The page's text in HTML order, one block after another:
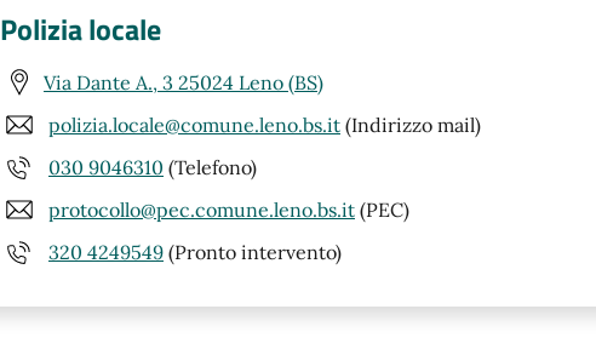
Polizia locale
Via Dante A., 3 25024 Leno (BS)
polizia.locale@comune.leno.bs.it (Indirizzo mail)
030 9046310 (Telefono)
protocollo@pec.comune.leno.bs.it (PEC)
320 4249549 (Pronto intervento)